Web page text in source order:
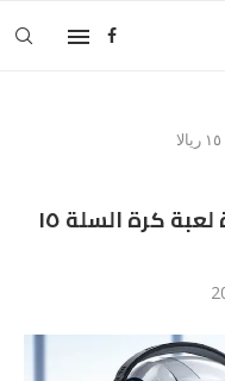
اذا كان سعر الدخول لمشاهدة لعبة كرة السلة ١٥